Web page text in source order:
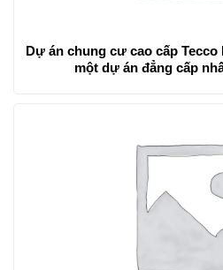
Dự án chung cư cao cấp Tecco
một dự án đẳng cấp